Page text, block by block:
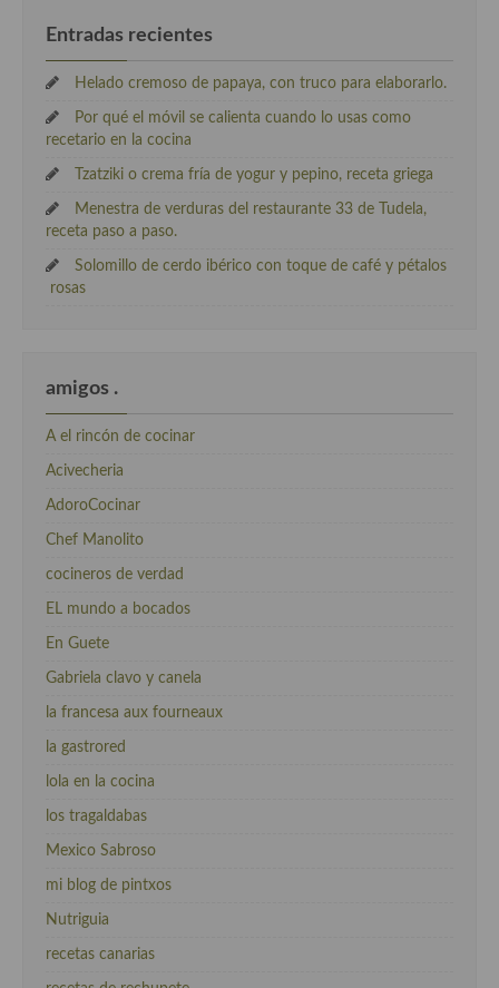
Entradas recientes
Helado cremoso de papaya, con truco para elaborarlo.
Por qué el móvil se calienta cuando lo usas como
recetario en la cocina
Tzatziki o crema fría de yogur y pepino, receta griega
Menestra de verduras del restaurante 33 de Tudela,
receta paso a paso.
Solomillo de cerdo ibérico con toque de café y pétalos
rosas
amigos .
A el rincón de cocinar
Acivecheria
AdoroCocinar
Chef Manolito
cocineros de verdad
EL mundo a bocados
En Guete
Gabriela clavo y canela
la francesa aux fourneaux
la gastrored
lola en la cocina
los tragaldabas
Mexico Sabroso
mi blog de pintxos
Nutriguia
recetas canarias